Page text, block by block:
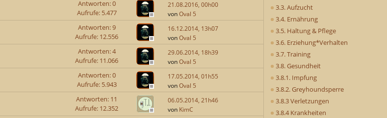
3.3. Aufzucht
3.4. Ernährung
3.5. Haltung & Pflege
3.6. Erziehung*Verhalten
3.7. Training
3.8. Gesundheit
3.8.1. Impfung
3.8.2. Greyhoundsperre
3.8.3 Verletzungen
3.8.4 Krankheiten
Antworten: 0
Aufrufe: 5.477
21.08.2016, 00h00
vonOval 5
Antworten: 9
Aufrufe: 12.556
16.12.2014, 13h07
vonOval 5
Antworten: 4
Aufrufe: 11.066
29.06.2014, 18h39
vonOval 5
Antworten: 0
Aufrufe: 5.943
17.05.2014, 01h55
vonOval 5
Antworten: 11
Aufrufe: 12.352
06.05.2014, 21h46
von KimC